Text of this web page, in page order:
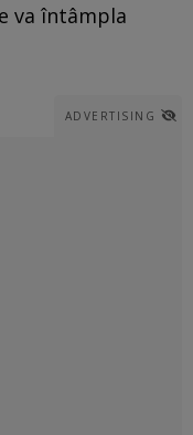
va întâmpla
ADVERTISING